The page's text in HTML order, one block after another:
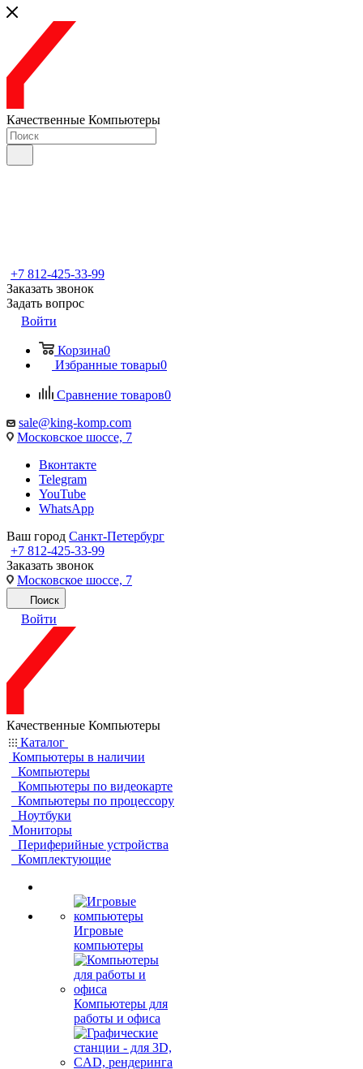
Качественные Компьютеры
+7 812-425-33-99
Заказать звонок
Задать вопрос
Войти
Корзина0
Избранные товары0
Сравнение товаров0
sale@king-komp.com
Московское шоссе, 7
Вконтакте
Telegram
YouTube
WhatsApp
Ваш город Санкт-Петербург
+7 812-425-33-99
Заказать звонок
Московское шоссе, 7
Поиск
Войти
Качественные Компьютеры
Каталог
Компьютеры в наличии
Компьютеры
Компьютеры по видеокарте
Компьютеры по процессору
Ноутбуки
Мониторы
Периферийные устройства
Комплектующие
Игровые
компьютеры
Компьютеры для
работы и офиса